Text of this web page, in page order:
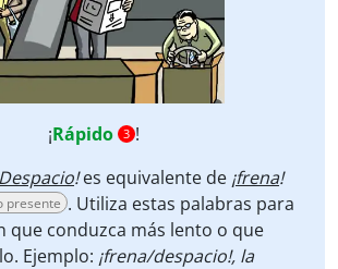
¡Rápido 3 !
!es equivalente de ¡frena!
presente . Utiliza estas palabras para
que conduzca más lento o que
Ejemplo: ¡frena/despacio!, la